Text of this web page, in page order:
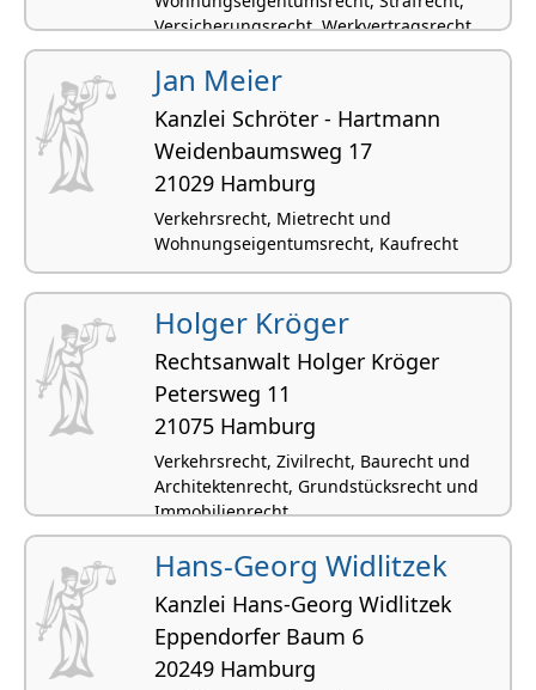
Versicherungsrecht, Werkvertragsrecht
Jan Meier
Kanzlei Schröter - Hartmann
Weiden­baumsweg 17
21029 Hamburg
Verkehrsrecht, Mietrecht und
Wohnungseigentumsrecht, Kaufrecht
Holger Kröger
Rechtsanwalt Holger Kröger
Petersweg 11
21075 Hamburg
Verkehrsrecht, Zivilrecht, Baurecht und
Architektenrecht, Grundstücksrecht und
Immobilienrecht
Hans-Georg Widlitzek
Kanzlei Hans-Georg Widlitzek
Eppendorfer Baum 6
20249 Hamburg